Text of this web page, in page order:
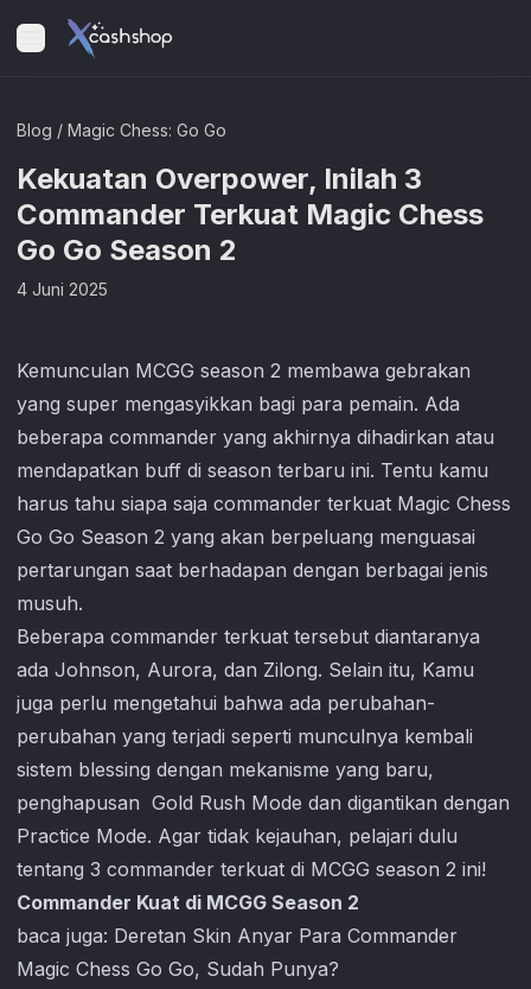
Blog / Magic Chess: Go Go
Kekuatan Overpower, Inilah 3
Commander Terkuat Magic Chess
Go Go Season 2
4 Juni 2025
Kemunculan MCGG season 2 membawa gebrakan
yang super mengasyikkan bagi para pemain. Ada
beberapa commander yang akhirnya dihadirkan atau
mendapatkan buff di season terbaru ini. Tentu kamu
harus tahu siapa saja commander terkuat Magic Chess
Go Go Season 2 yang akan berpeluang menguasai
pertarungan saat berhadapan dengan berbagai jenis
musuh.
Beberapa commander terkuat tersebut diantaranya
ada Johnson, Aurora, dan Zilong. Selain itu, Kamu
juga perlu mengetahui bahwa ada perubahan-
perubahan yang terjadi seperti munculnya kembali
sistem blessing dengan mekanisme yang baru,
penghapusan Gold Rush Mode dan digantikan dengan
Practice Mode. Agar tidak kejauhan, pelajari dulu
tentang 3 commander terkuat di MCGG season 2 ini!
Commander Kuat di MCGG Season 2
baca juga: Deretan Skin Anyar Para Commander
Magic Chess Go Go, Sudah Punya?